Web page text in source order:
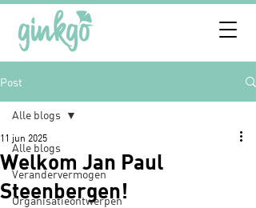
Post
Alle blogs
Verandervermogen
Organisatieontwerpen
Alle blogs
Welkom Jan Paul
Steenbergen!
11 jun 2025